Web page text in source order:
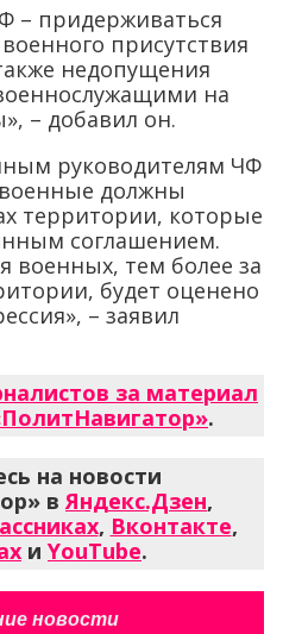
– придерживаться
присутствия
недопущения
на
– добавил он.
руководителям ЧФ
должны
территории, которые
соглашением.
тем более за
будет оценено
– заявил
за материал
.
на новости
вЯндекс.Дзен,
, Вконтакте,
и YouTube.
новости